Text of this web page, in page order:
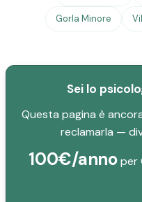
Gorla Minore
Sei lo
Questa pagina è
reclamarla —
100€/annoper